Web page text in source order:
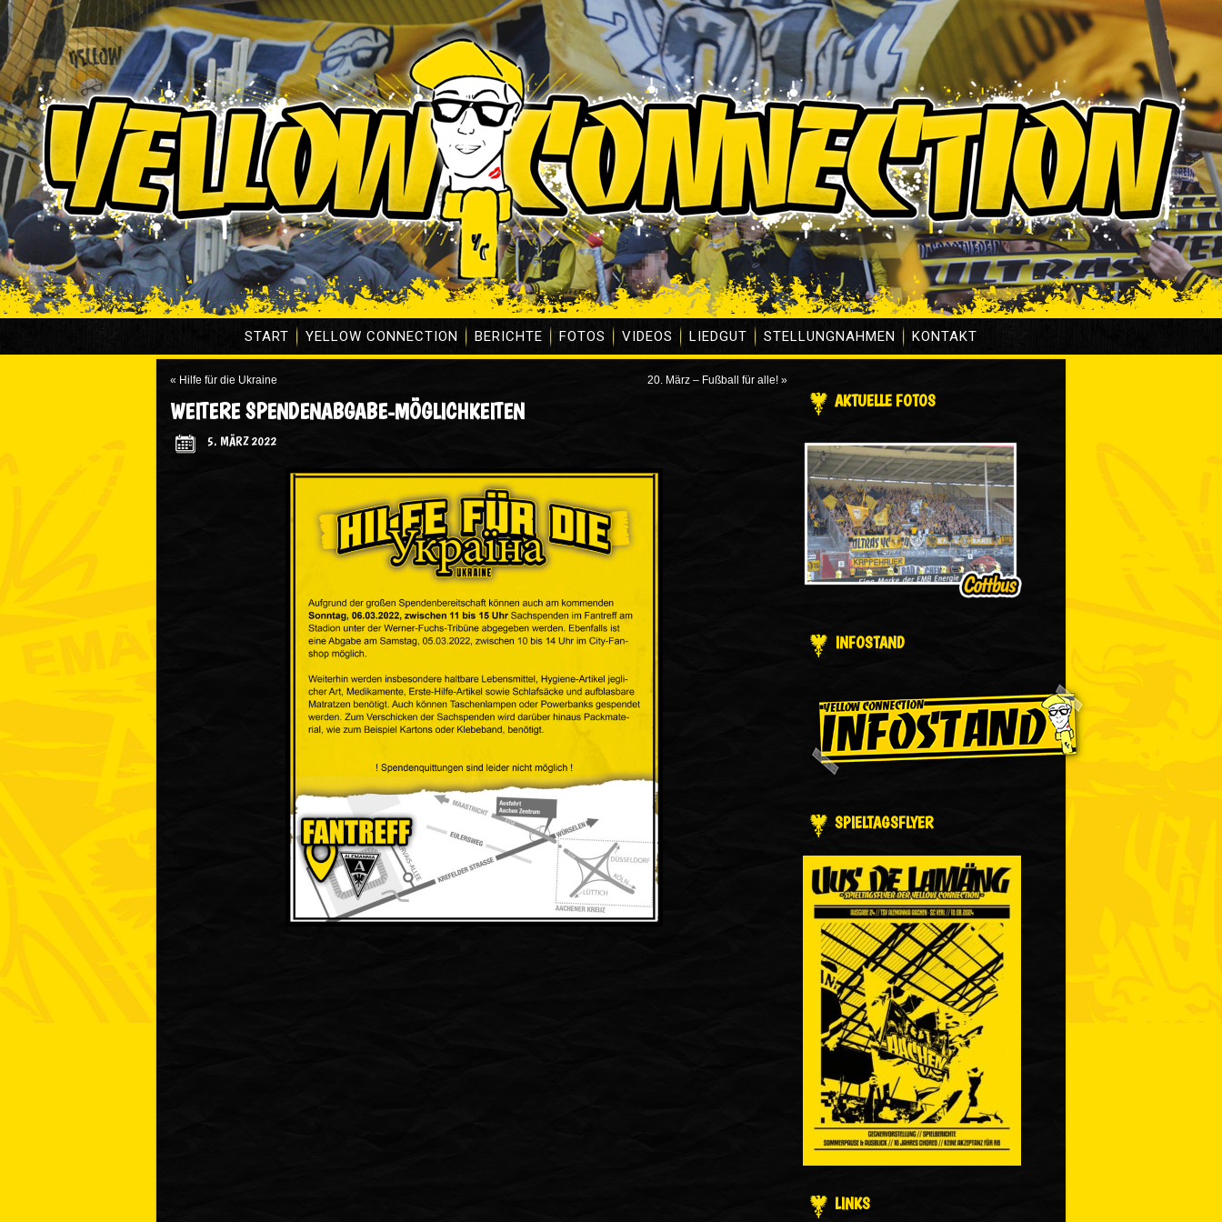
START YELLOW CONNECTION BERICHTE FOTOS VIDEOS LIEDGUT STELLUNGNAHMEN KONTAKT
« Hilfe für die Ukraine 20. März – Fußball für alle! »
WEITERE SPENDENABGABE-MÖGLICHKEITEN
5. MÄRZ 2022
AKTUELLE FOTOS
INFOSTAND
SPIELTAGSFLYER
LINKS